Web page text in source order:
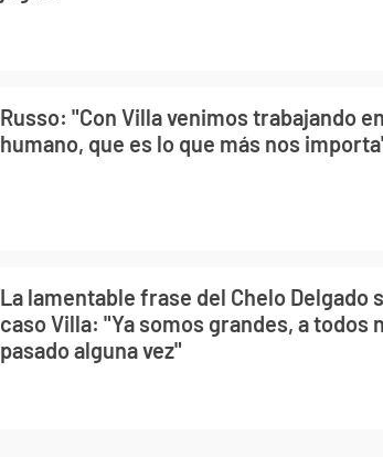
Russo: "Con Villa venimos trabajando
humano, que es lo que más nos
La lamentable frase del Chelo Delgado
caso Villa: "Ya somos grandes, a todos
pasado alguna vez"